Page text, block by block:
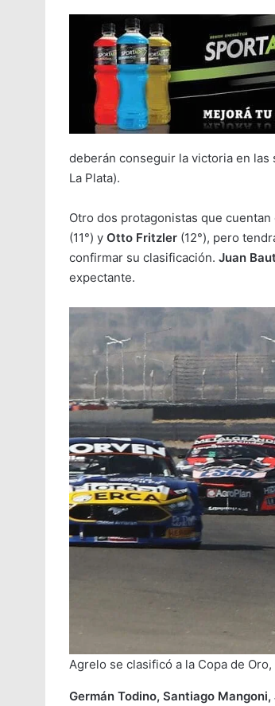
deberán conseguir la victoria en las
La Plata).
Otro dos protagonistas que
(11°) y Otto Fritzler (12°), pero
confirmar su clasificación. Juan
expectante.
Agrelo se clasificó a la Copa de
Germán Todino, Santiago